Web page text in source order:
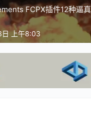
FCPX插件12种逼
上午8:03